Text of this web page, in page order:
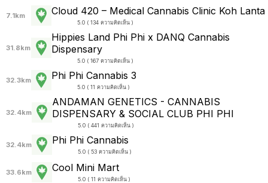
7.1km Cloud 420 – Medical Cannabis Clinic Koh Lanta
5.0 ( 134 ความคิดเห็น )
31.8km
Hippies Land Phi Phi x DANQ Cannabis
Dispensary
5.0 ( 167 ความคิดเห็น )
32.3km Phi Phi Cannabis 3
5.0 ( 11 ความคิดเห็น )
32.4km
ANDAMAN GENETICS - CANNABIS
DISPENSARY & SOCIAL CLUB PHI PHI
5.0 ( 441 ความคิดเห็น )
32.4km Phi Phi Cannabis
5.0 ( 53 ความคิดเห็น )
33.6km Cool Mini Mart
5.0 ( 11 ความคิดเห็น )